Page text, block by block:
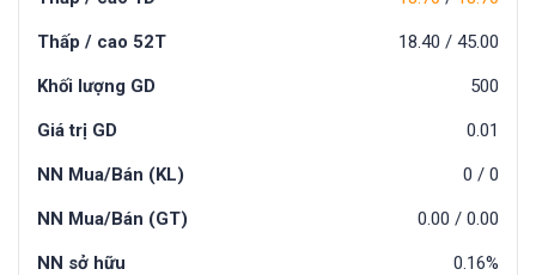
Thấp / cao 52T 45.00
/
18.40
Khối lượng GD 500
Giá trị GD 0.01
NN Mua/Bán (KL) 0
/
0
NN Mua/Bán (GT) 0.00
/
0.00
NN sở hữu 0.16%